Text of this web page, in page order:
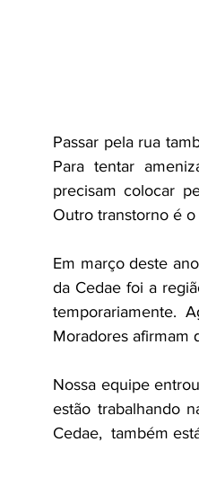
Passar pela rua
Para tentar
precisam colocar
Outro transtorno é
Em março deste
da Cedae foi a
temporariamente.
Moradores afirmam
Nossa equipe
estão trabalhando
Cedae,  também